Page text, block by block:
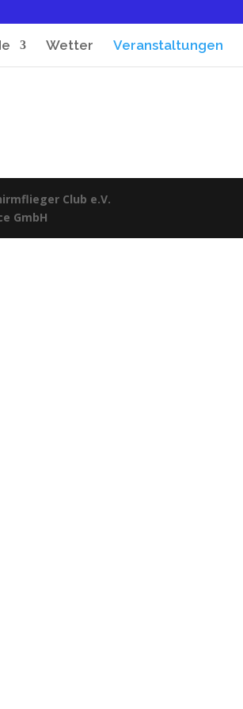
Wetter Veranstaltungen
Club e.V.
GmbH